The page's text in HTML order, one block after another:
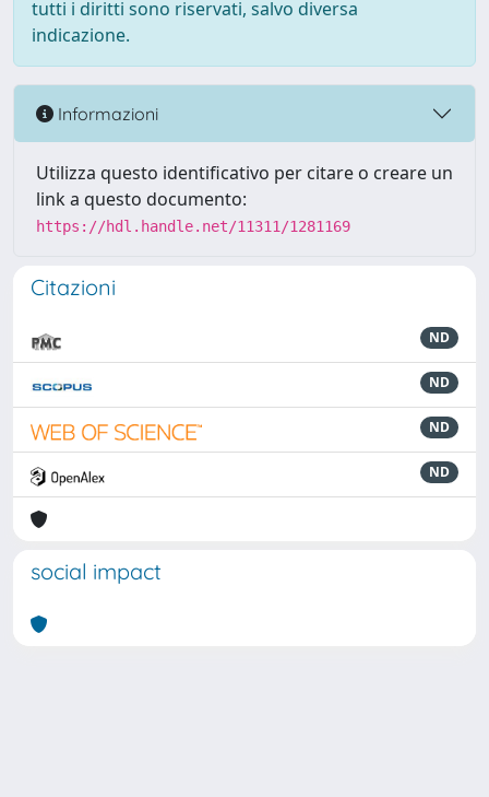
tutti i diritti sono riservati, salvo diversa
indicazione.
Informazioni
Utilizza questo identificativo per citare o creare un
link a questo documento:
https://hdl.handle.net/11311/1281169
Citazioni
ND
ND
ND
ND
social impact